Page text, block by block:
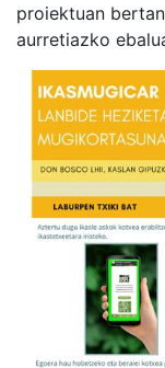
proiektuan
aurretiazko